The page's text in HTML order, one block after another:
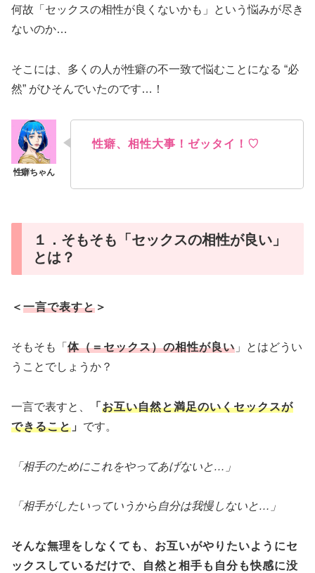
何故「セックスの相性が良くないかも」という悩みが尽き
ないのか…
そこには、多くの人が性癖の不一致で悩むことになる “必
然” がひそんでいたのです…！
性癖、相性大事！ゼッタイ！♡
１．そもそも「セックスの相性が良い」
とは？
＜ 一言で表すと ＞
そもそも「 体（＝セックス）の相性が良い 」とはどうい
うことでしょうか？
一言で表すと、 「 お互い自然と満足のいくセックスが
できること 」 です。
「相手のためにこれをやってあげないと…」
「相手がしたいっていうから自分は我慢しないと…」
そんな無理をしなくても、お互いがやりたいようにセ
ックスしているだけで、自然と相手も自分も快感に没